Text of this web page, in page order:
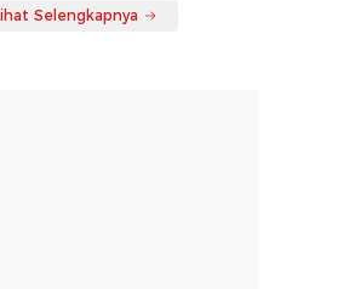
Selengkapnya